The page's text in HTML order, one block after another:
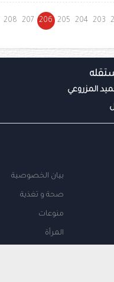
203
204
205
206
207
208
بيان الخصوصية
صحة و تغذية
منوعات
المرأة